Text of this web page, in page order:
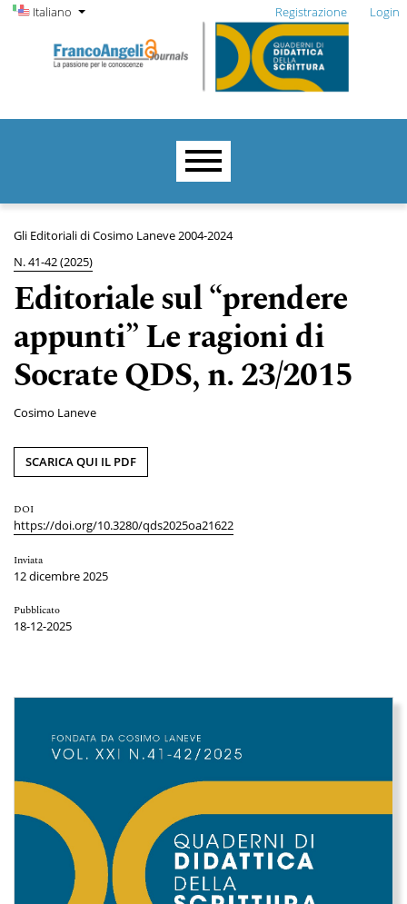
Salta al menu principale di navigazione
Salta al contenuto principale
Salta al piè di pagina del sito
Cambia la lingua. La lingua corrente è:
Italiano
Menu di amministrazione
Registrazione Login
Menu principale
Gli Editoriali di Cosimo Laneve 2004-2024
N. 41-42 (2025)
Editoriale sul “prendere
appunti” Le ragioni di
Socrate QDS, n. 23/2015
Cosimo Laneve
SCARICA QUI IL PDF
DOI
https://doi.org/10.3280/qds2025oa21622
Inviata
12 dicembre 2025
Pubblicato
18-12-2025
Immagine di copertina